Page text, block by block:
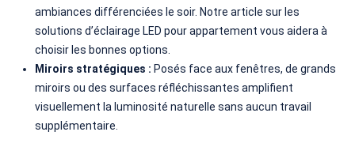
ambiances différenciées le soir. Notre article sur les
solutions d’éclairage LED pour appartement vous aidera à
choisir les bonnes options.
Miroirs stratégiques : Posés face aux fenêtres, de grands
miroirs ou des surfaces réfléchissantes amplifient
visuellement la luminosité naturelle sans aucun travail
supplémentaire.